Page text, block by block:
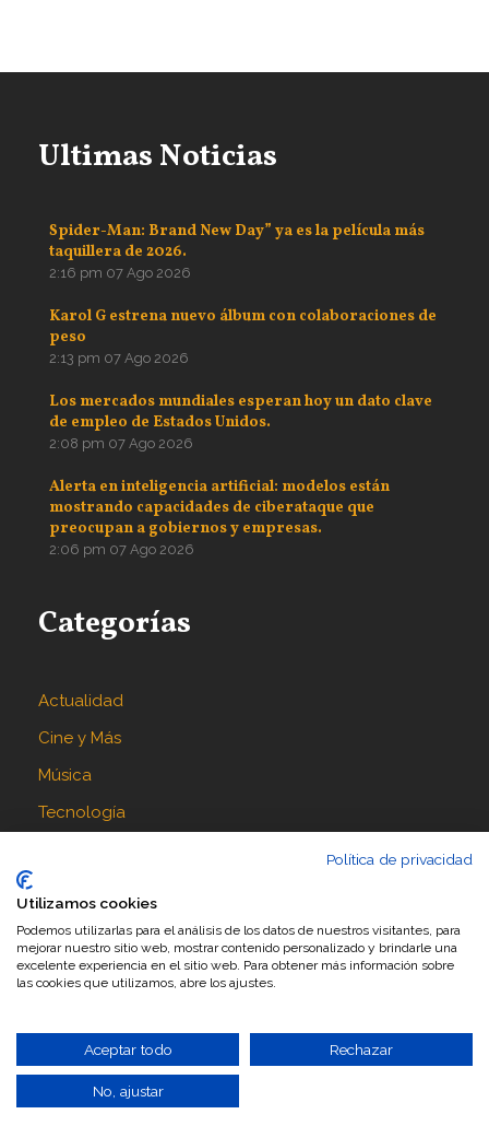
Ultimas Noticias
Spider-Man: Brand New Day” ya es la película más
taquillera de 2026.
2:16 pm 07 Ago 2026
Karol G estrena nuevo álbum con colaboraciones de
peso
2:13 pm 07 Ago 2026
Los mercados mundiales esperan hoy un dato clave
de empleo de Estados Unidos.
2:08 pm 07 Ago 2026
Alerta en inteligencia artificial: modelos están
mostrando capacidades de ciberataque que
preocupan a gobiernos y empresas.
2:06 pm 07 Ago 2026
Categorías
Actualidad
Cine y Más
Música
Tecnología
Síguenos en
Diseñado por
Política de privacidad
Utilizamos cookies
Podemos utilizarlas para el análisis de los datos de nuestros visitantes, para
mejorar nuestro sitio web, mostrar contenido personalizado y brindarle una
excelente experiencia en el sitio web. Para obtener más información sobre
las cookies que utilizamos, abre los ajustes.
Aceptar todo Rechazar
No, ajustar